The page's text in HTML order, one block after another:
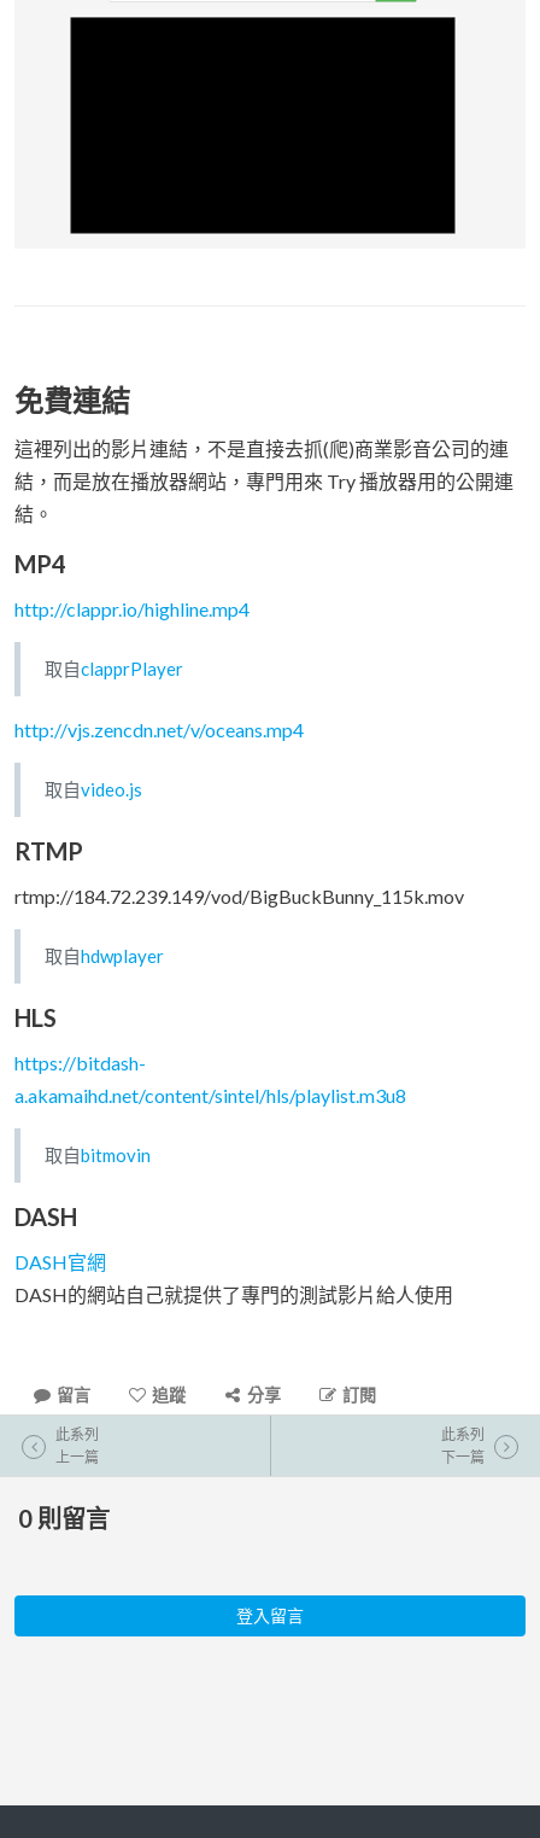
免費連結
這裡列出的影片連結，不是直接去抓(爬)商業影音公司的連
結，而是放在播放器網站，專門用來 Try 播放器用的公開連
結。
MP4
http://clappr.io/highline.mp4
取自clapprPlayer
http://vjs.zencdn.net/v/oceans.mp4
取自video.js
RTMP
rtmp://184.72.239.149/vod/BigBuckBunny_115k.mov
取自hdwplayer
HLS
https://bitdash-
a.akamaihd.net/content/sintel/hls/playlist.m3u8
取自bitmovin
DASH
DASH官網
DASH的網站自己就提供了專門的測試影片給人使用
留言 追蹤 分享 訂閱
此系列
上一篇
此系列
下一篇
0 則留言
登入留言